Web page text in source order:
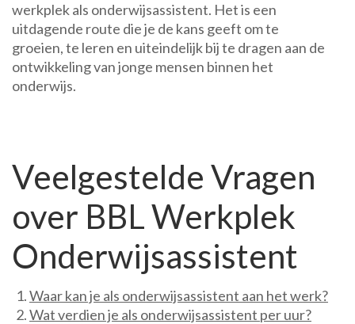
werkplek als onderwijsassistent. Het is een
uitdagende route die je de kans geeft om te
groeien, te leren en uiteindelijk bij te dragen aan de
ontwikkeling van jonge mensen binnen het
onderwijs.
Veelgestelde Vragen
over BBL Werkplek
Onderwijsassistent
Waar kan je als onderwijsassistent aan het werk?
Wat verdien je als onderwijsassistent per uur?